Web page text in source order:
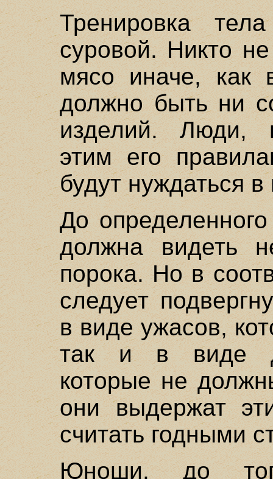
Тренировка
суровой. Никто
мясо иначе,
должно быть ни
изделий. Люди,
этим его
будут нуждаться в
До
должна видеть
порока. Но в
следует
в виде ужасов,
так и в виде
которые не
они выдержат
считать годными
Юноши, до